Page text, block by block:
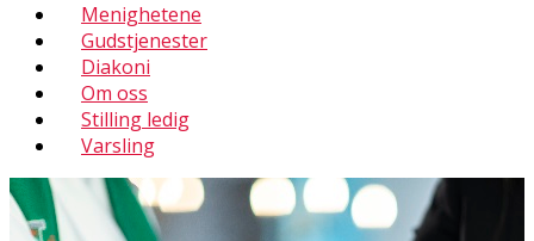
Menighetene
Gudstjenester
Diakoni
Om oss
Stilling ledig
Varsling